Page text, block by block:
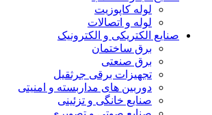
لوله کاپوزیت
لوله و اتصالات
صنایع الکتریکی و الکترونیک
برق ساختمان
برق صنعتی
تجهیزات برقی جرثقیل
دوربین های مداربسته و امنیتی
صنایع خانگی و تزئینی